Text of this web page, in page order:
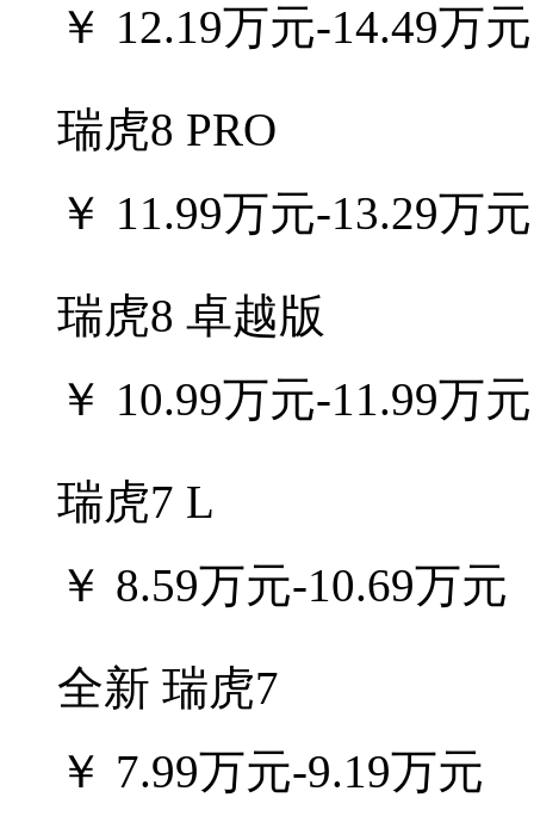
￥ 12.19万元-14.49万元
瑞虎8 PRO
￥ 11.99万元-13.29万元
瑞虎8 卓越版
￥ 10.99万元-11.99万元
瑞虎7 L
￥ 8.59万元-10.69万元
全新 瑞虎7
￥ 7.99万元-9.19万元